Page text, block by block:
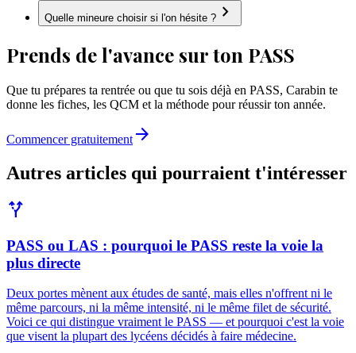
Quelle mineure choisir si l'on hésite ? chevron_right
Prends de l'avance sur ton PASS
Que tu prépares ta rentrée ou que tu sois déjà en PASS, Carabin te
donne les fiches, les QCM et la méthode pour réussir ton année.
Commencer gratuitement arrow_forward
Autres articles qui pourraient t'intéresser
alt_route
PASS ou LAS : pourquoi le PASS reste la voie la
plus directe
Deux portes mènent aux études de santé, mais elles n'offrent ni le
même parcours, ni la même intensité, ni le même filet de sécurité.
Voici ce qui distingue vraiment le PASS — et pourquoi c'est la voie
que visent la plupart des lycéens décidés à faire médecine.